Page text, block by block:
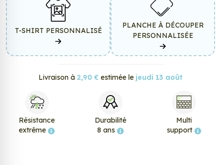
T-SHIRT PERSONNALISÉ
PLANCHE À DÉCOUPER
PERSONNALISÉE
Livraison à 2,90 € estimée le jeudi 13 août
Résistance
extrême
Durabilité
8 ans
Multi
support